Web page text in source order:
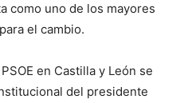
como uno de los mayores
el cambio.
en Castilla y León se
del presidente